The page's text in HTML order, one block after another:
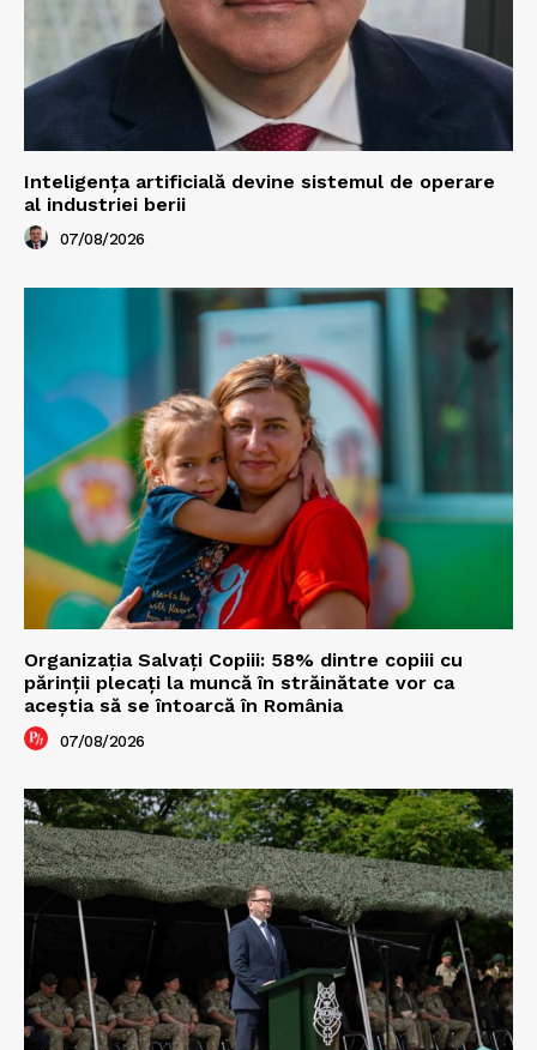
Inteligența artificială devine sistemul de operare
al industriei berii
07/08/2026
Organizația Salvați Copiii: 58% dintre copiii cu
părinții plecați la muncă în străinătate vor ca
aceștia să se întoarcă în România
07/08/2026